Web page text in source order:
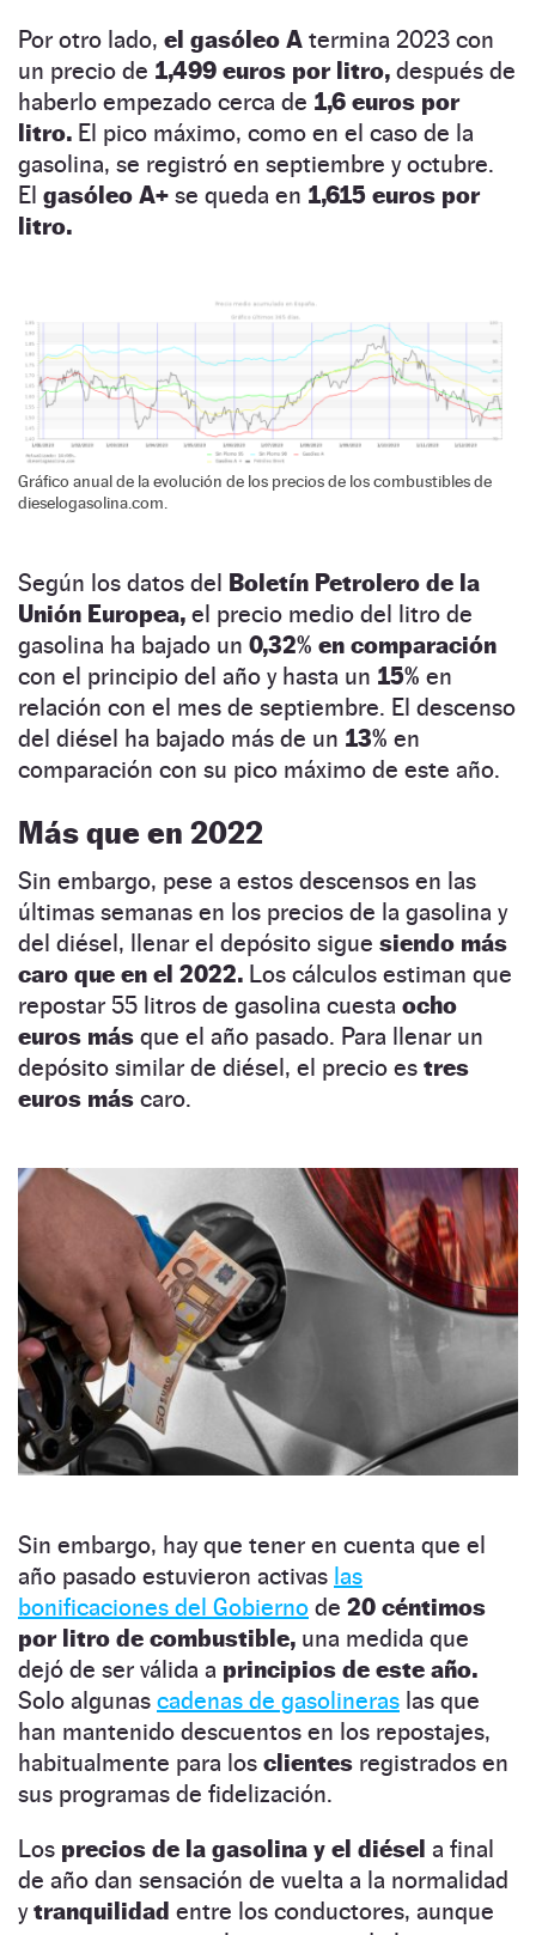
Por otro lado, el gasóleo A termina 2023 con
un precio de 1,499 euros por litro, después de
haberlo empezado cerca de 1,6 euros por
litro. El pico máximo, como en el caso de la
gasolina, se registró en septiembre y octubre.
El gasóleo A+ se queda en 1,615 euros por
litro.
Gráfico anual de la evolución de los precios de los combustibles de
dieselogasolina.com.
Según los datos del Boletín Petrolero de la
Unión Europea, el precio medio del litro de
gasolina ha bajado un 0,32% en comparación
con el principio del año y hasta un 15% en
relación con el mes de septiembre. El descenso
del diésel ha bajado más de un 13% en
comparación con su pico máximo de este año.
Más que en 2022
Sin embargo, pese a estos descensos en las
últimas semanas en los precios de la gasolina y
del diésel, llenar el depósito sigue siendo más
caro que en el 2022. Los cálculos estiman que
repostar 55 litros de gasolina cuesta ocho
euros más que el año pasado. Para llenar un
depósito similar de diésel, el precio es tres
euros más caro.
Sin embargo, hay que tener en cuenta que el
año pasado estuvieron activas las
bonificaciones del Gobierno de 20 céntimos
por litro de combustible, una medida que
dejó de ser válida a principios de este año.
Solo algunas cadenas de gasolineras las que
han mantenido descuentos en los repostajes,
habitualmente para los clientes registrados en
sus programas de fidelización.
Los precios de la gasolina y el diésel a final
de año dan sensación de vuelta a la normalidad
ytranquilidad entre los conductores, aunque